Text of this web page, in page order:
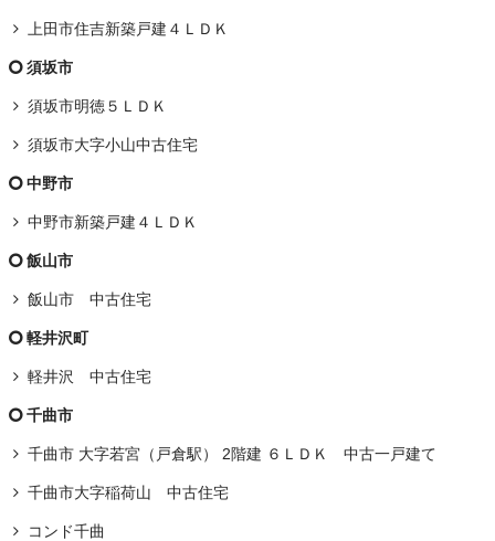
上田市住吉新築戸建４ＬＤＫ
須坂市
須坂市明徳５ＬＤＫ
須坂市大字小山中古住宅
中野市
中野市新築戸建４ＬＤＫ
飯山市
飯山市 中古住宅
軽井沢町
軽井沢 中古住宅
千曲市
千曲市 大字若宮（戸倉駅） 2階建 ６ＬＤＫ 中古一戸建て
千曲市大字稲荷山 中古住宅
コンド千曲